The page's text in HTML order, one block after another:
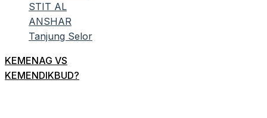
KEMENAG VS
KEMENDIKBUD?